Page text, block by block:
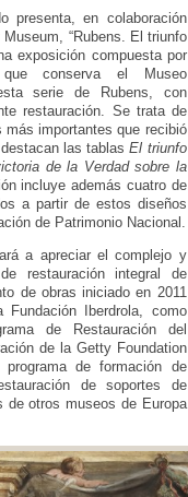
presenta, en colaboración
“Rubens. El triunfo
exposición compuesta por
conserva el Museo
serie de Rubens, con
restauración. Se trata de
más importantes que recibió
las tablasEl triunfo
de la Verdad sobre la
incluye además cuatro de
a partir de estos diseños
de Patrimonio Nacional.
a apreciar el complejo y
restauración integral de
de obras iniciado en 2011
Iberdrola, como
de Restauración del
de la Getty Foundation
de formación de
de soportes de
de otros museos de Europa